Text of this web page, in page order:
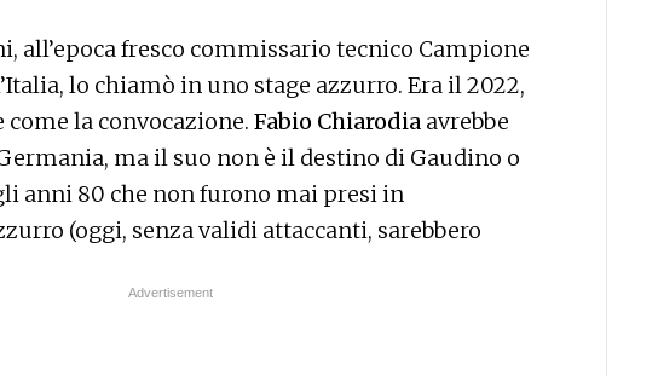
all’epoca fresco commissario tecnico Campione
lo chiamò in uno stage azzurro. Era il 2022,
come la convocazione. Fabio Chiarodia avrebbe
ma il suo non è il destino di Gaudino o
anni 80 che non furono mai presi in
(oggi, senza validi attaccanti, sarebbero